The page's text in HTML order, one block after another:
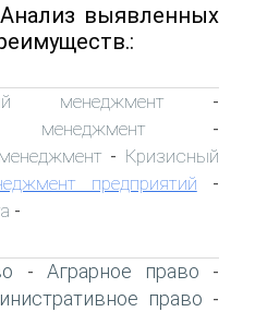
выявленных
менеджмент -
менеджмент -
- Кризисный
предприятий -
-
- Аграрное право -
право -